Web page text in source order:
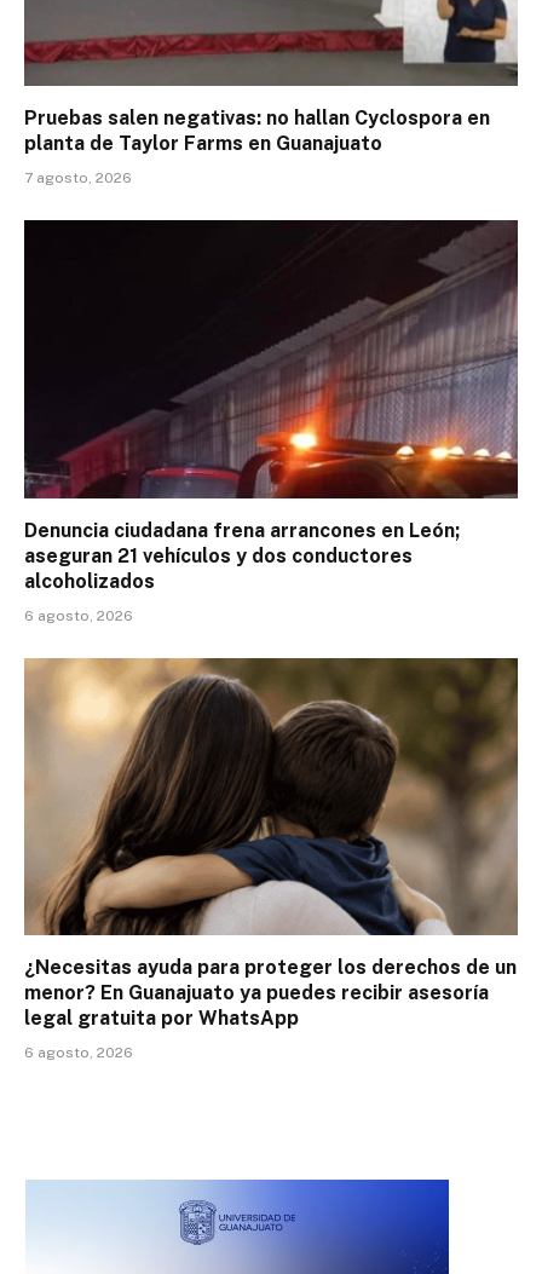
Pruebas salen negativas: no hallan Cyclospora en
planta de Taylor Farms en Guanajuato
7 agosto, 2026
Denuncia ciudadana frena arrancones en León;
aseguran 21 vehículos y dos conductores
alcoholizados
6 agosto, 2026
¿Necesitas ayuda para proteger los derechos de un
menor? En Guanajuato ya puedes recibir asesoría
legal gratuita por WhatsApp
6 agosto, 2026